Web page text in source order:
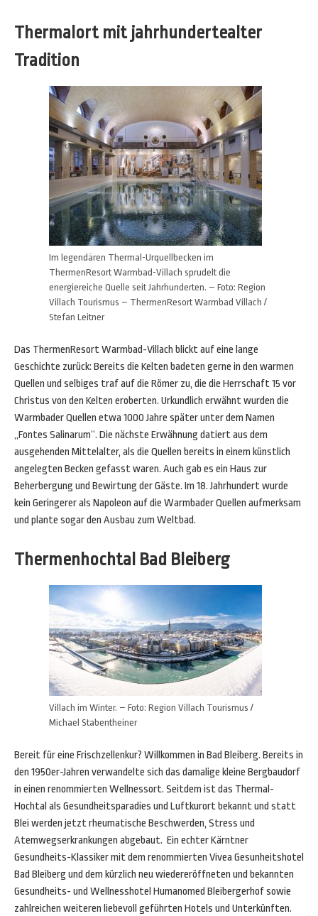
Thermalort mit jahrhundertealter
Tradition
Im legendären Thermal-Urquellbecken im
ThermenResort Warmbad-Villach sprudelt die
energiereiche Quelle seit Jahrhunderten. – Foto: Region
Villach Tourismus – ThermenResort Warmbad Villach /
Stefan Leitner
Das ThermenResort Warmbad-Villach blickt auf eine lange
Geschichte zurück: Bereits die Kelten badeten gerne in den warmen
Quellen und selbiges traf auf die Römer zu, die die Herrschaft 15 vor
Christus von den Kelten eroberten. Urkundlich erwähnt wurden die
Warmbader Quellen etwa 1000 Jahre später unter dem Namen
„Fontes Salinarum“. Die nächste Erwähnung datiert aus dem
ausgehenden Mittelalter, als die Quellen bereits in einem künstlich
angelegten Becken gefasst waren. Auch gab es ein Haus zur
Beherbergung und Bewirtung der Gäste. Im 18. Jahrhundert wurde
kein Geringerer als Napoleon auf die Warmbader Quellen aufmerksam
und plante sogar den Ausbau zum Weltbad.
Thermenhochtal Bad Bleiberg
Villach im Winter. – Foto: Region Villach Tourismus /
Michael Stabentheiner
Bereit für eine Frischzellenkur? Willkommen in Bad Bleiberg. Bereits in
den 1950er-Jahren verwandelte sich das damalige kleine Bergbaudorf
in einen renommierten Wellnessort. Seitdem ist das Thermal-
Hochtal als Gesundheitsparadies und Luftkurort bekannt und statt
Blei werden jetzt rheumatische Beschwerden, Stress und
Atemwegserkrankungen abgebaut. Ein echter Kärntner
Gesundheits-Klassiker mit dem renommierten Vivea Gesunheitshotel
Bad Bleiberg und dem kürzlich neu wiedereröffneten und bekannten
Gesundheits- und Wellnesshotel Humanomed Bleibergerhof sowie
zahlreichen weiteren liebevoll geführten Hotels und Unterkünften.